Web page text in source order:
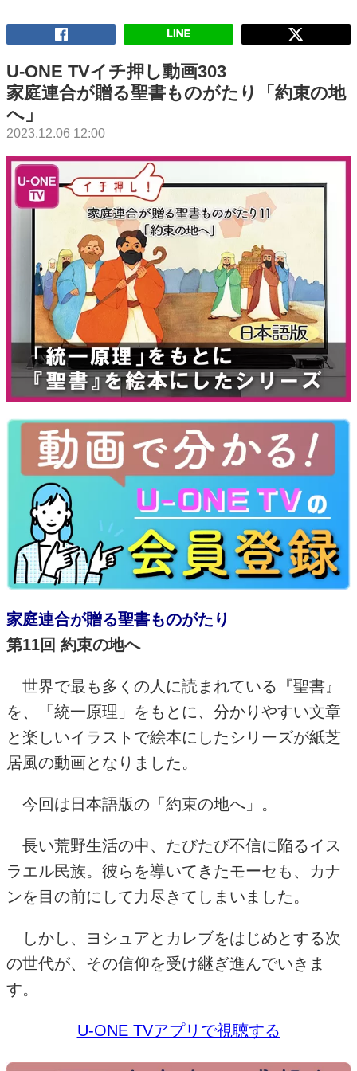
U-ONE TVイチ押し動画303
家庭連合が贈る聖書ものがたり「約束の地
へ」
2023.12.06 12:00
家庭連合が贈る聖書ものがたり
第11回 約束の地へ
世界で最も多くの人に読まれている『聖書』
を、「統一原理」をもとに、分かりやすい文章
と楽しいイラストで絵本にしたシリーズが紙芝
居風の動画となりました。
今回は日本語版の「約束の地へ」。
長い荒野生活の中、たびたび不信に陥るイス
ラエル民族。彼らを導いてきたモーセも、カナ
ンを目の前にして力尽きてしまいました。
しかし、ヨシュアとカレブをはじめとする次
の世代が、その信仰を受け継ぎ進んでいきま
す。
U-ONE TVアプリで視聴する